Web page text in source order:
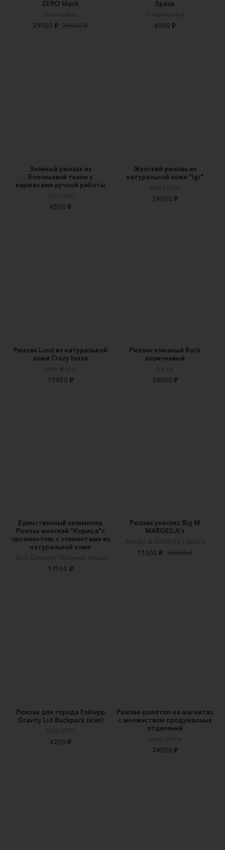
ZERO black
Lecancabur
29500 ₽ 30000 ₽
Space
tumbleweed
8900 ₽
Зеленый рюкзак из
болоньевой ткани с
карманами ручной работы
Oh mom
6500 ₽
Женский рюкзак из
натуральной кожи "Igi"
Mila Kosar
39000 ₽
Рюкзак Lund из натуральной
кожи Crazy horse
hale & klo
19950 ₽
Рюкзак кожаный Rock
коричневый
be:ra
28000 ₽
Единственный экземпляр
Рюкзак женский "Корица"с
орнаментом, с элементами из
натуральной кожи
"Всё Связано" Вязаные сумки
17555 ₽
Рюкзак унисекс Big M
MARGEILA's
ANGEL & DEMON's BAG's
11000 ₽ 15500 ₽
Рюкзак для города Enklepp
Gravity Lid Backpack (kiwi)
ENKLEPP
9200 ₽
Рюкзак-роллтоп на магнитах
с множеством продуманных
отделений
tewo.store
24000 ₽